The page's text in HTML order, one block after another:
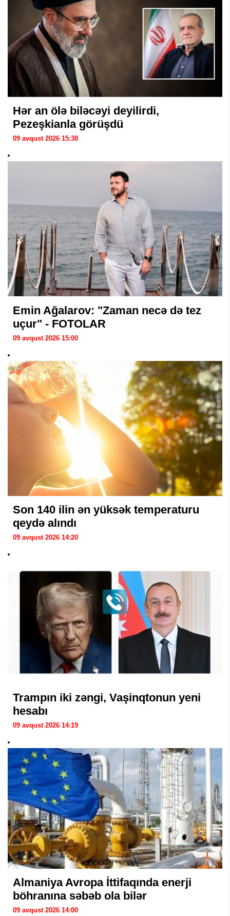
Hər an ölə biləcəyi deyilirdi,
Pezeşkianla görüşdü
09 avqust 2026 15:38
Emin Ağalarov: "Zaman necə də tez
uçur" - FOTOLAR
09 avqust 2026 15:00
Son 140 ilin ən yüksək temperaturu
qeydə alındı
09 avqust 2026 14:20
Trampın iki zəngi, Vaşinqtonun yeni
hesabı
09 avqust 2026 14:19
Almaniya Avropa İttifaqında enerji
böhranına səbəb ola bilər
09 avqust 2026 14:00